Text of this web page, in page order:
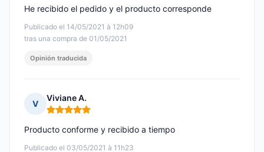
Publicado el 14/05/2021 à 12h09
tras una compra de 01/05/2021
He recibido el pedido y el producto corresponde
Opinión traducida
V
Viviane A.
Nota: 5 de 5
Publicado el 03/05/2021 à 11h23
Producto conforme y recibido a tiempo